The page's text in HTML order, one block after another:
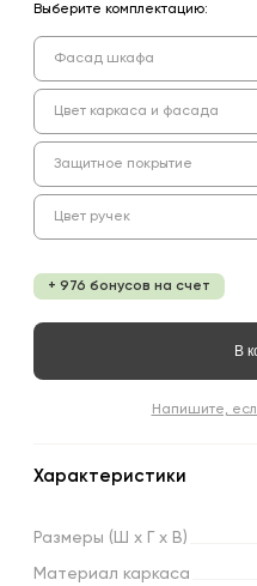
Выберите комплектацию:
Фасад шкафа
Цвет каркаса и фасада
Защитное покрытие
Цвет ручек
+ 976 бонусов на счет
В
Напишите,
Характеристики
Размеры (Ш х х В)
Материал каркаса